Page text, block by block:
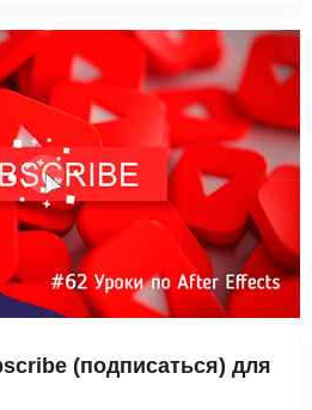
(подписаться) для